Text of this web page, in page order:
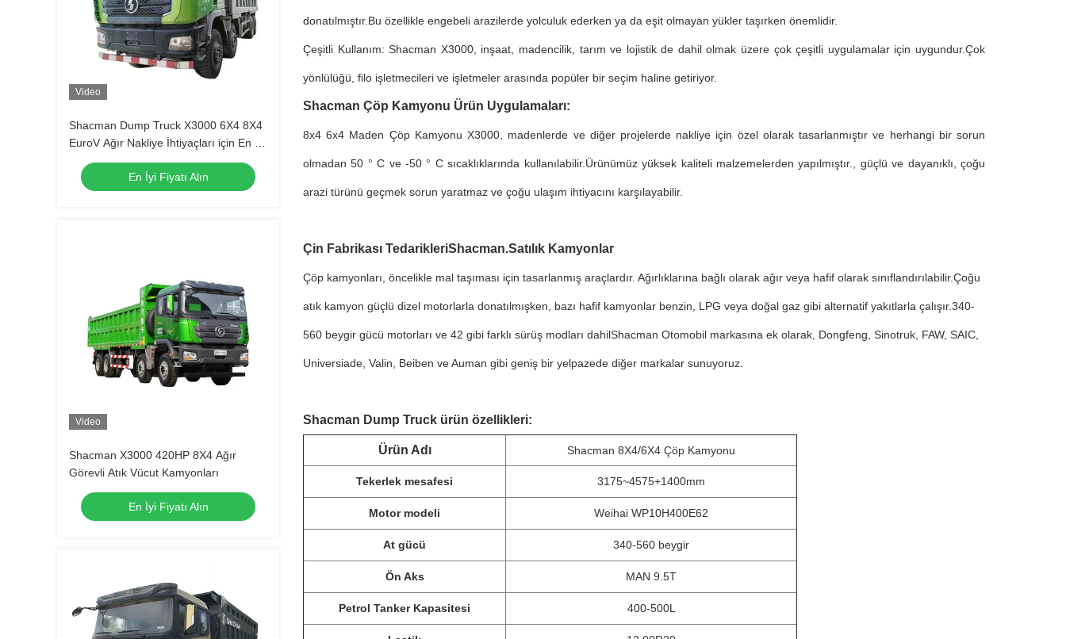
Video
Shacman Dump Truck X3000 6X4 8X4
EuroV Ağır Nakliye İhtiyaçları için En İyi
Seçim
En İyi Fiyatı Alın
Video
Shacman X3000 420HP 8X4 Ağır
Görevli Atık Vücut Kamyonları
En İyi Fiyatı Alın
donatılmıştır.Bu özellikle engebeli arazilerde yolculuk ederken ya da eşit olmayan yükler taşırken önemlidir.
Çeşitli Kullanım: Shacman X3000, inşaat, madencilik, tarım ve lojistik de dahil olmak üzere çok çeşitli uygulamalar için uygundur.Çok
yönlülüğü, filo işletmecileri ve işletmeler arasında popüler bir seçim haline getiriyor.
Shacman Çöp Kamyonu Ürün Uygulamaları:
8x4 6x4 Maden Çöp Kamyonu X3000, madenlerde ve diğer projelerde nakliye için özel olarak tasarlanmıştır ve herhangi bir sorun
olmadan 50 ° C ve -50 ° C sıcaklıklarında kullanılabilir.Ürünümüz yüksek kaliteli malzemelerden yapılmıştır., güçlü ve dayanıklı, çoğu
arazi türünü geçmek sorun yaratmaz ve çoğu ulaşım ihtiyacını karşılayabilir.
Çin Fabrikası TedarikleriShacman.Satılık Kamyonlar
Çöp kamyonları, öncelikle mal taşıması için tasarlanmış araçlardır. Ağırlıklarına bağlı olarak ağır veya hafif olarak sınıflandırılabilir.Çoğu
atık kamyon güçlü dizel motorlarla donatılmışken, bazı hafif kamyonlar benzin, LPG veya doğal gaz gibi alternatif yakıtlarla çalışır.340-
560 beygir gücü motorları ve 42 gibi farklı sürüş modları dahilShacman Otomobil markasına ek olarak, Dongfeng, Sinotruk, FAW, SAIC,
Universiade, Valin, Beiben ve Auman gibi geniş bir yelpazede diğer markalar sunuyoruz.
Shacman Dump Truck ürün özellikleri:
Ürün Adı Shacman 8X4/6X4 Çöp Kamyonu
Tekerlek mesafesi 3175~4575+1400mm
Motor modeli Weihai WP10H400E62
At gücü 340-560 beygir
Ön Aks MAN 9.5T
Petrol Tanker Kapasitesi 400-500L